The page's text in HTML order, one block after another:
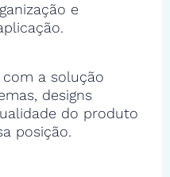
e
a solução
designs
do produto
posição.